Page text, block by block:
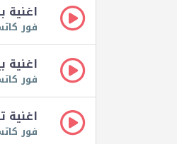
اغنية
فور
اغنية
فور
اغنية
فور